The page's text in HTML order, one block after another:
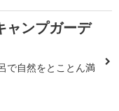
ャンプガーデ
で自然をとことん満